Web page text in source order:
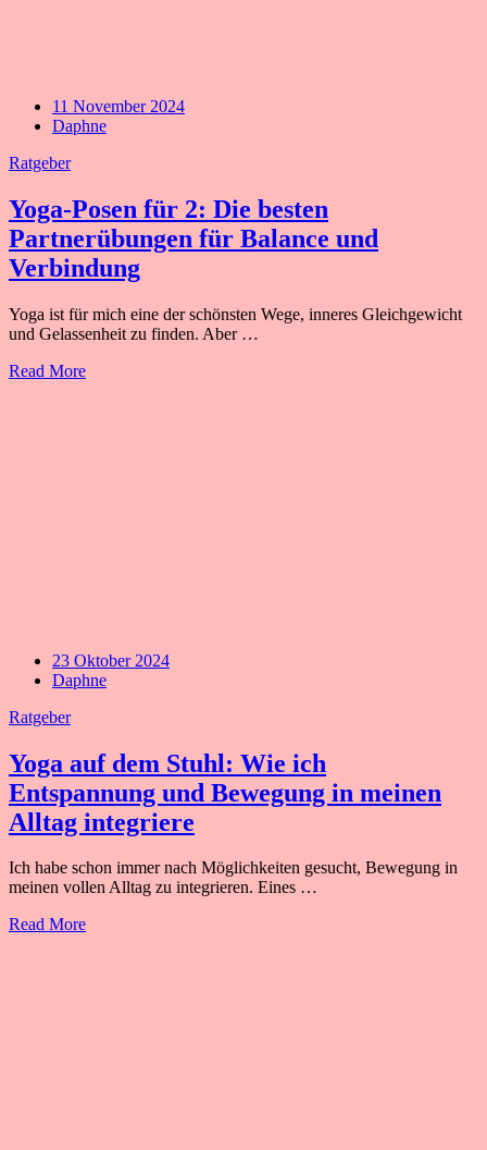
11 November 2024
Daphne
Ratgeber
Yoga-Posen für 2: Die besten
Partnerübungen für Balance und
Verbindung
Yoga ist für mich eine der schönsten Wege, inneres Gleichgewicht
und Gelassenheit zu finden. Aber …
Read More
23 Oktober 2024
Daphne
Ratgeber
Yoga auf dem Stuhl: Wie ich
Entspannung und Bewegung in meinen
Alltag integriere
Ich habe schon immer nach Möglichkeiten gesucht, Bewegung in
meinen vollen Alltag zu integrieren. Eines …
Read More